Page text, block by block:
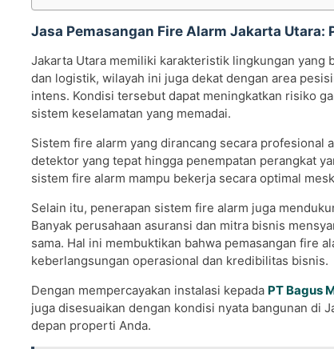
Jasa Pemasangan Fire Alarm Jakarta Utara:
Jakarta Utara memiliki karakteristik lingkungan yang
dan logistik, wilayah ini juga dekat dengan area
intens. Kondisi tersebut dapat meningkatkan risiko
sistem keselamatan yang memadai.
Sistem fire alarm yang dirancang secara
detektor yang tepat hingga penempatan perangkat
sistem fire alarm mampu bekerja secara optimal
Selain itu, penerapan sistem fire alarm juga
Banyak perusahaan asuransi dan mitra bisnis
sama. Hal ini membuktikan bahwa pemasangan fire
keberlangsungan operasional dan kredibilitas bisnis.
Dengan mempercayakan instalasi kepada PT Bagus
juga disesuaikan dengan kondisi nyata bangunan di
depan properti Anda.